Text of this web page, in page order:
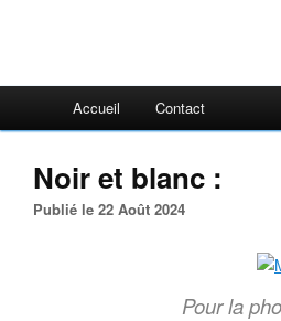
Accueil Contact
Noir et blanc :
Publié le 22 Août 2024
Pour la